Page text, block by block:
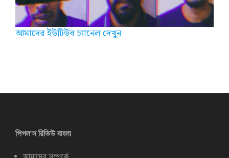
আমাদের ইউটিউব চ্যানেল দেখুন
পিপল’স রিভিউ বাংলা